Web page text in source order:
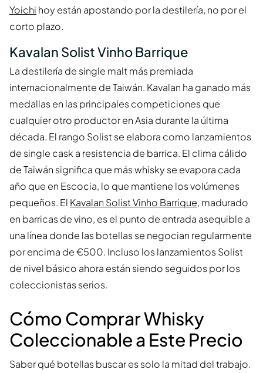
Yoichi hoy están apostando por la destilería, no por el
corto plazo.
Kavalan Solist Vinho Barrique
La destilería de single malt más premiada
internacionalmente de Taiwán. Kavalan ha ganado más
medallas en las principales competiciones que
cualquier otro productor en Asia durante la última
década. El rango Solist se elabora como lanzamientos
de single cask a resistencia de barrica. El clima cálido
de Taiwán significa que más whisky se evapora cada
año que en Escocia, lo que mantiene los volúmenes
pequeños. El Kavalan Solist Vinho Barrique, madurado
en barricas de vino, es el punto de entrada asequible a
una línea donde las botellas se negocian regularmente
por encima de €500. Incluso los lanzamientos Solist
de nivel básico ahora están siendo seguidos por los
coleccionistas serios.
Cómo Comprar Whisky
Coleccionable a Este Precio
Saber qué botellas buscar es solo la mitad del trabajo.